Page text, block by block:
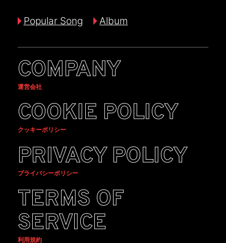
Popular Song Album
COMPANY
運営会社
COOKIE POLICY
クッキーポリシー
PRIVACY POLICY
プライバシーポリシー
TERMS OF
SERVICE
利用規約